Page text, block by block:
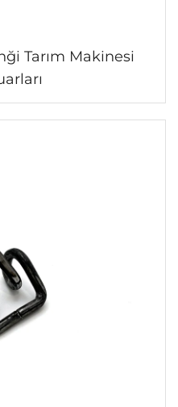
Tarım Makinesi